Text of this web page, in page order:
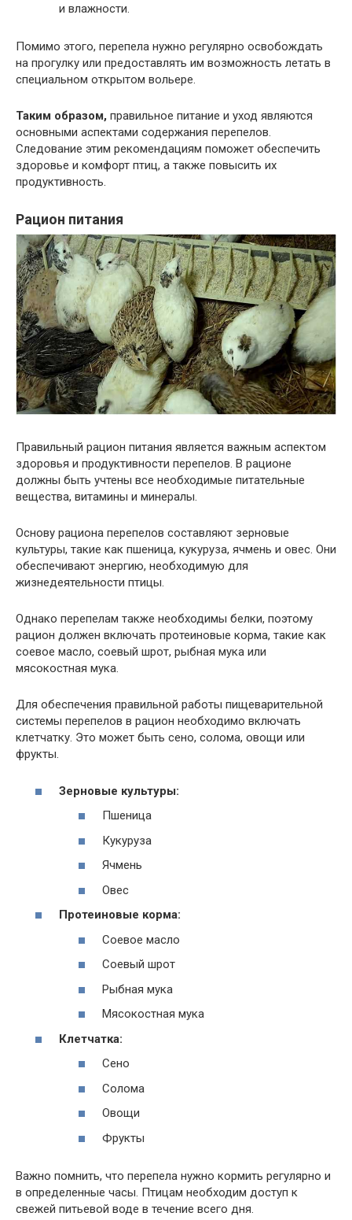
и влажности.
Помимо этого, перепела нужно регулярно освобождать
на прогулку или предоставлять им возможность летать в
специальном открытом вольере.
Таким образом, правильное питание и уход являются
основными аспектами содержания перепелов.
Следование этим рекомендациям поможет обеспечить
здоровье и комфорт птиц, а также повысить их
продуктивность.
Рацион питания
Правильный рацион питания является важным аспектом
здоровья и продуктивности перепелов. В рационе
должны быть учтены все необходимые питательные
вещества, витамины и минералы.
Основу рациона перепелов составляют зерновые
культуры, такие как пшеница, кукуруза, ячмень и овес. Они
обеспечивают энергию, необходимую для
жизнедеятельности птицы.
Однако перепелам также необходимы белки, поэтому
рацион должен включать протеиновые корма, такие как
соевое масло, соевый шрот, рыбная мука или
мясокостная мука.
Для обеспечения правильной работы пищеварительной
системы перепелов в рацион необходимо включать
клетчатку. Это может быть сено, солома, овощи или
фрукты.
Зерновые культуры:
Пшеница
Кукуруза
Ячмень
Овес
Протеиновые корма:
Соевое масло
Соевый шрот
Рыбная мука
Мясокостная мука
Клетчатка:
Сено
Солома
Овощи
Фрукты
Важно помнить, что перепела нужно кормить регулярно и
в определенные часы. Птицам необходим доступ к
свежей питьевой воде в течение всего дня.